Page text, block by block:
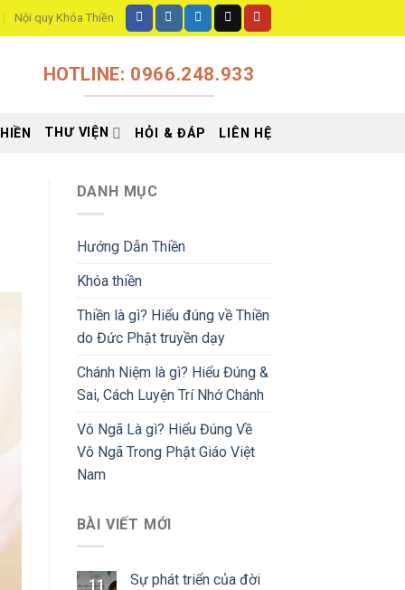
Nội quy Khóa Thiền
HOTLINE: 0966.248.933
THƯ VIỆN HỎI & ĐÁP LIÊN HỆ
DANH MỤC
Hướng Dẫn Thiền
Khóa thiền
Thiền là gì? Hiểu đúng về Thiền
do Đức Phật truyền dạy
Chánh Niệm là gì? Hiểu Đúng &
Sai, Cách Luyện Trí Nhớ Chánh
Vô Ngã Là gì? Hiểu Đúng Về
Vô Ngã Trong Phật Giáo Việt
Nam
BÀI VIẾT MỚI
11
Sự phát triển của đời